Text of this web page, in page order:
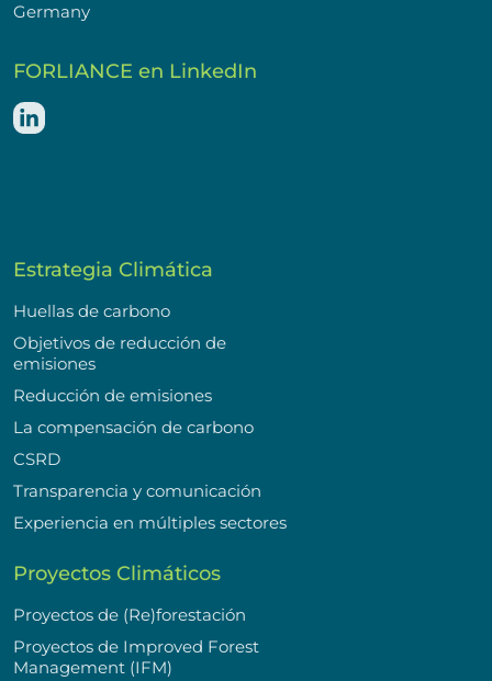
Germany
FORLIANCE en LinkedIn
Estrategia Climática
Huellas de carbono
Objetivos de reducción de
emisiones
Reducción de emisiones
La compensación de carbono
CSRD
Transparencia y comunicación
Experiencia en múltiples sectores
Proyectos Climáticos
Proyectos de (Re)forestación
Proyectos de Improved Forest
Management (IFM)